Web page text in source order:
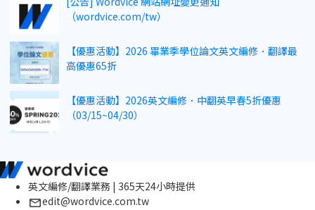
（wordvice.com/tw）
【優惠活動】2026 畢業季學位論文英文編修．翻譯最
高優惠65折
【優惠活動】2026英文編修．中翻英早春5折優惠
（03/15~04/30）
英文編修/翻譯業務 | 365天24小時提供
edit@wordvice.com.tw